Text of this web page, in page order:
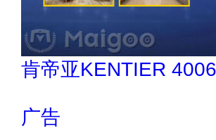
民兴电缆 400-188-
广告